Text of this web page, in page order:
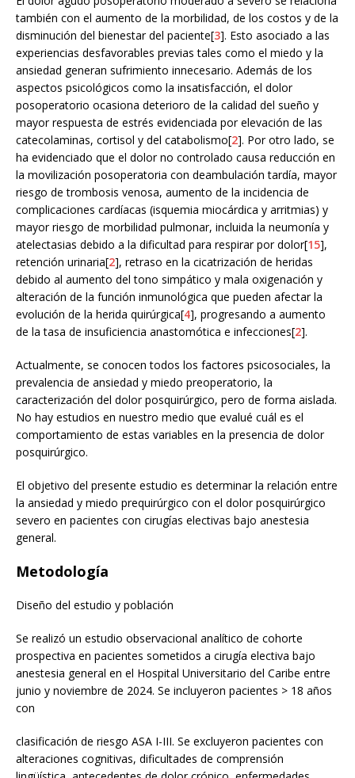
también con el aumento de la morbilidad, de los costos y de la
disminución del bienestar del paciente[3]. Esto asociado a las
experiencias desfavorables previas tales como el miedo y la
ansiedad generan sufrimiento innecesario. Además de los
aspectos psicológicos como la insatisfacción, el dolor
posoperatorio ocasiona deterioro de la calidad del sueño y
mayor respuesta de estrés evidenciada por elevación de las
catecolaminas, cortisol y del catabolismo[2]. Por otro lado, se
ha evidenciado que el dolor no controlado causa reducción en
la movilización posoperatoria con deambulación tardía, mayor
riesgo de trombosis venosa, aumento de la incidencia de
complicaciones cardíacas (isquemia miocárdica y arritmias) y
mayor riesgo de morbilidad pulmonar, incluida la neumonía y
atelectasias debido a la dificultad para respirar por dolor[15],
retención urinaria[2], retraso en la cicatrización de heridas
debido al aumento del tono simpático y mala oxigenación y
alteración de la función inmunológica que pueden afectar la
evolución de la herida quirúrgica[4], progresando a aumento
de la tasa de insuficiencia anastomótica e infecciones[2].
Actualmente, se conocen todos los factores psicosociales, la
prevalencia de ansiedad y miedo preoperatorio, la
caracterización del dolor posquirúrgico, pero de forma aislada.
No hay estudios en nuestro medio que evalué cuál es el
comportamiento de estas variables en la presencia de dolor
posquirúrgico.
El objetivo del presente estudio es determinar la relación entre
la ansiedad y miedo prequirúrgico con el dolor posquirúrgico
severo en pacientes con cirugías electivas bajo anestesia
general.
Metodología
Diseño del estudio y población
Se realizó un estudio observacional analítico de cohorte
prospectiva en pacientes sometidos a cirugía electiva bajo
anestesia general en el Hospital Universitario del Caribe entre
junio y noviembre de 2024. Se incluyeron pacientes > 18 años
con
clasificación de riesgo ASA I-III. Se excluyeron pacientes con
alteraciones cognitivas, dificultades de comprensión